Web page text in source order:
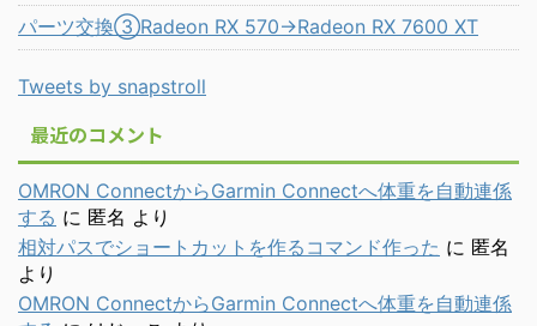
パーツ交換③Radeon RX 570→Radeon RX 7600 XT
Tweets by snapstroll
最近のコメント
OMRON ConnectからGarmin Connectへ体重を自動連係
する に 匿名 より
相対パスでショートカットを作るコマンド作った に 匿名
より
OMRON ConnectからGarmin Connectへ体重を自動連係